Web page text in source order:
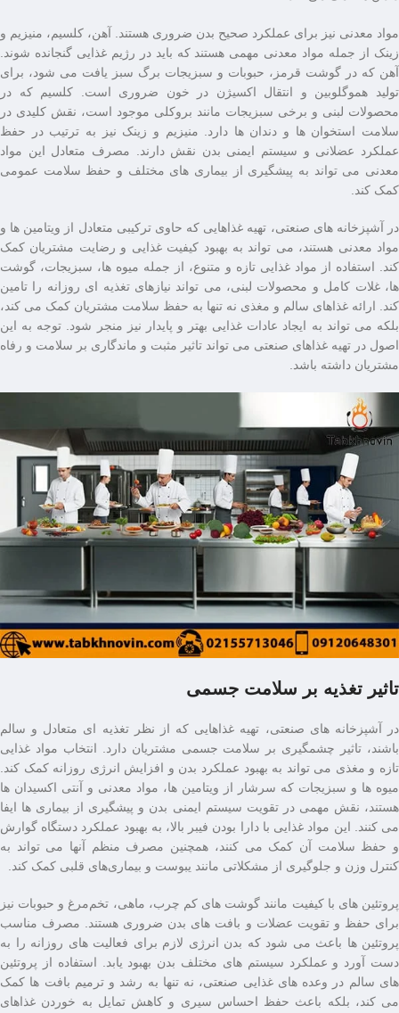
مواد معدنی نیز برای عملکرد صحیح بدن ضروری هستند. آهن، کلسیم، منیزیم و
زینک از جمله مواد معدنی مهمی هستند که باید در رژیم غذایی گنجانده شوند.
آهن که در گوشت قرمز، حبوبات و سبزیجات برگ‌ سبز یافت می‌ شود، برای
تولید هموگلوبین و انتقال اکسیژن در خون ضروری است. کلسیم که در
محصولات لبنی و برخی سبزیجات مانند بروکلی موجود است، نقش کلیدی در
سلامت استخوان‌ ها و دندان ‌ها دارد. منیزیم و زینک نیز به ترتیب در حفظ
عملکرد عضلانی و سیستم ایمنی بدن نقش دارند. مصرف متعادل این مواد
معدنی می ‌تواند به پیشگیری از بیماری ‌های مختلف و حفظ سلامت عمومی
کمک کند.
در آشپزخانه ‌های صنعتی، تهیه غذاهایی که حاوی ترکیبی متعادل از ویتامین ‌ها و
مواد معدنی هستند، می ‌تواند به بهبود کیفیت غذایی و رضایت مشتریان کمک
کند. استفاده از مواد غذایی تازه و متنوع، از جمله میوه ‌ها، سبزیجات، گوشت
‌ها، غلات کامل و محصولات لبنی، می‌ تواند نیازهای تغذیه ‌ای روزانه را تامین
کند. ارائه غذاهای سالم و مغذی نه تنها به حفظ سلامت مشتریان کمک می ‌کند،
بلکه می ‌تواند به ایجاد عادات غذایی بهتر و پایدار نیز منجر شود. توجه به این
اصول در تهیه غذاهای صنعتی می ‌تواند تاثیر مثبت و ماندگاری بر سلامت و رفاه
مشتریان داشته باشد.
تاثیر تغذیه بر سلامت جسمی
در آشپزخانه ‌های صنعتی، تهیه غذاهایی که از نظر تغذیه ‌ای متعادل و سالم
باشند، تاثیر چشمگیری بر سلامت جسمی مشتریان دارد. انتخاب مواد غذایی
تازه و مغذی می ‌تواند به بهبود عملکرد بدن و افزایش انرژی روزانه کمک کند.
میوه‌ ها و سبزیجات که سرشار از ویتامین ‌ها، مواد معدنی و آنتی ‌اکسیدان ‌ها
هستند، نقش مهمی در تقویت سیستم ایمنی بدن و پیشگیری از بیماری ‌ها ایفا
می ‌کنند. این مواد غذایی با دارا بودن فیبر بالا، به بهبود عملکرد دستگاه گوارش
و حفظ سلامت آن کمک می ‌کنند، همچنین مصرف منظم آنها می ‌تواند به
کنترل وزن و جلوگیری از مشکلاتی مانند یبوست و بیماری‌های قلبی کمک کند.
پروتئین ‌های با کیفیت مانند گوشت‌ های کم‌ چرب، ماهی، تخم‌مرغ و حبوبات نیز
برای حفظ و تقویت عضلات و بافت‌ های بدن ضروری هستند. مصرف مناسب
پروتئین‌ ها باعث می‌ شود که بدن انرژی لازم برای فعالیت ‌های روزانه را به
دست آورد و عملکرد سیستم ‌های مختلف بدن بهبود یابد. استفاده از پروتئین
‌های سالم در وعده ‌های غذایی صنعتی، نه تنها به رشد و ترمیم بافت‌ ها کمک
می ‌کند، بلکه باعث حفظ احساس سیری و کاهش تمایل به خوردن غذاهای